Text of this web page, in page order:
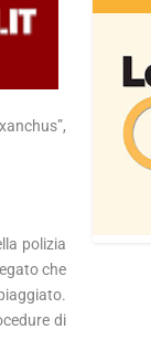
polizia
che
di